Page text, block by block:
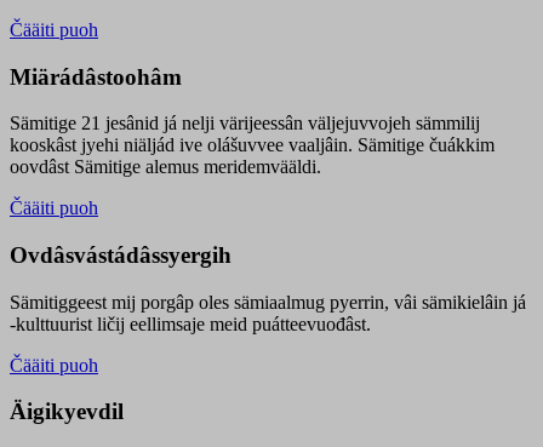
Čääiti puoh
Miärádâstoohâm
Sämitige 21 jesânid já nelji värijeessân väljejuvvojeh sämmilij
kooskâst jyehi niäljád ive olášuvvee vaaljâin. Sämitige čuákkim
oovdâst Sämitige alemus meridemvääldi.
Čääiti puoh
Ovdâsvástádâssyergih
Sämitiggeest mij porgâp oles sämiaalmug pyerrin, vâi sämikielâin já
-kulttuurist ličij eellimsaje meid puátteevuođâst.
Čääiti puoh
Äigikyevdil